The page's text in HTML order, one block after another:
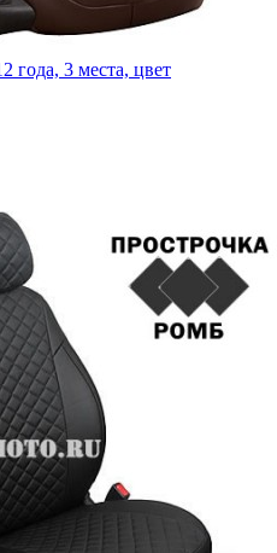
года, 3 места, цвет